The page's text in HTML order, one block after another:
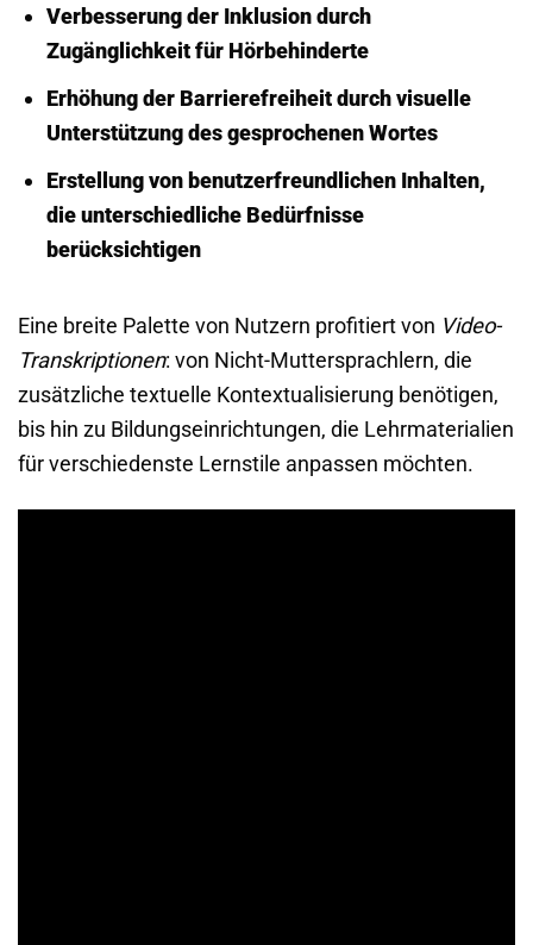
Verbesserung der Inklusiondurch
Zugänglichkeit für Hörbehinderte
Erhöhung der Barrierefreiheitdurch visuelle
Unterstützung des gesprochenen Wortes
Erstellung von benutzerfreundlichen Inhalten,
die unterschiedliche Bedürfnisse
berücksichtigen
Eine breite Palette von Nutzern profitiert von Video-
Transkriptionen: von Nicht-Muttersprachlern, die
zusätzliche textuelle Kontextualisierung benötigen,
bis hin zu Bildungseinrichtungen, die Lehrmaterialien
für verschiedenste Lernstile anpassen möchten.